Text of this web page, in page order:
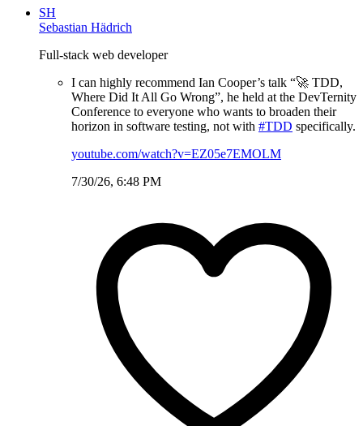
SH
Sebastian Hädrich
Full-stack web developer
I can highly recommend Ian Cooper’s talk “🚀 TDD,
Where Did It All Go Wrong”, he held at the DevTernity
Conference to everyone who wants to broaden their
horizon in software testing, not with #TDD specifically.
youtube.com/watch?v=EZ05e7EMOLM
7/30/26, 6:48 PM